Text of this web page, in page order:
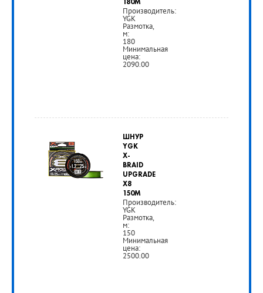
180M
Производитель:
YGK
Размотка,
м:
180
Минимальная
цена:
2090.00
2
490
руб.
РУБ
ШНУР
YGK
X-
BRAID
UPGRADE
X8
150M
Производитель:
YGK
Размотка,
м:
150
Минимальная
цена:
2500.00